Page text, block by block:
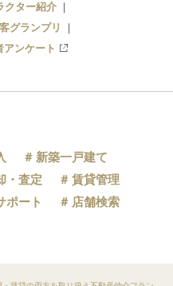
クター紹介
グランプリ
アンケート
新築一戸建て
・査定
賃貸管理
ポート
店舗検索